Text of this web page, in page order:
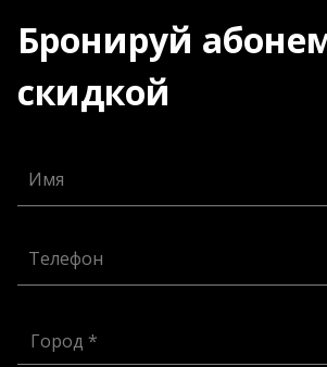
Бронируй
скидкой
Имя
Телефон
Город *